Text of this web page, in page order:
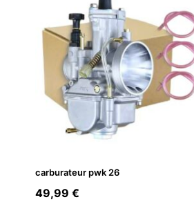
carburateur pwk 26
49,99 €